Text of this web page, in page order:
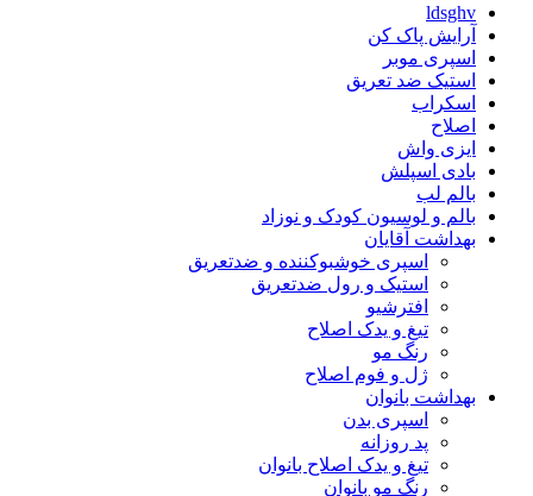
ldsghv
آرایش پاک کن
اسپری موبر
استیک ضد تعریق
اسکراب
اصلاح
ایزی واش
بادی اسپلش
بالم لب
بالم و لوسیون کودک و نوزاد
بهداشت آقایان
اسپری خوشبوکننده و ضدتعریق
استیک و رول ضدتعریق
افترشیو
تیغ و یدک اصلاح
رنگ مو
ژل و فوم اصلاح
بهداشت بانوان
اسپری بدن
پد روزانه
تیغ و یدک اصلاح بانوان
رنگ مو بانوان